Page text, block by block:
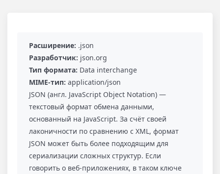
Расширение: .json
Разработчик: json.org
Тип формата: Data interchange
MIME-тип: application/json
JSON (англ. JavaScript Object Notation) —
текстовый формат обмена данными,
основанный на JavaScript. За счёт своей
лаконичности по сравнению с XML, формат
JSON может быть более подходящим для
сериализации сложных структур. Если
говорить о веб-приложениях, в таком ключе